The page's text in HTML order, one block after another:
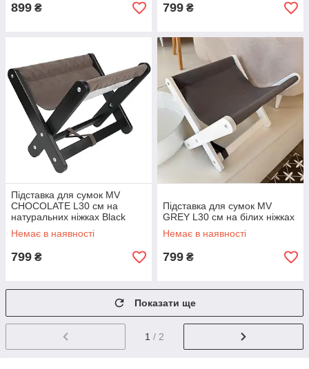
899 ₴ 799 ₴
Підставка для сумок MV
CHOCOLATE L30 см на
натуральних ніжках Black
Немає в наявності
799 ₴
Підставка для сумок MV
GREY L30 см на білих ніжках
Немає в наявності
799 ₴
Показати ще
1 / 2